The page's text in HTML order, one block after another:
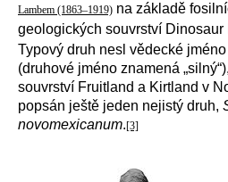
Lambem (1863–1919) na základě
geologických souvrství Dinosaur
Typový druh nesl vědecké jméno
(druhové jméno znamená
souvrství Fruitland a Kirtland v
popsán ještě jeden nejistý druh,
novomexicanum.[3]